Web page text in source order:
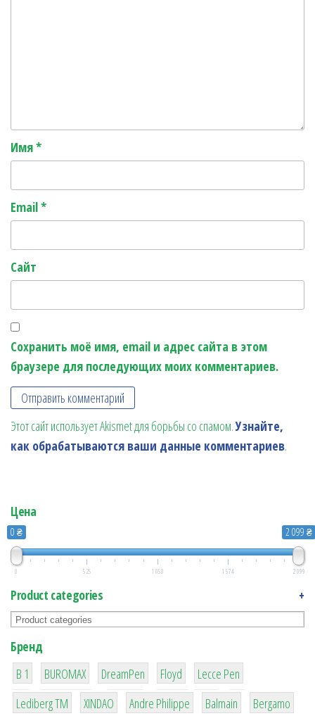
Имя*
Email*
Сайт
Сохранить моё имя, email и адрес сайта в этом
браузере для последующих моих комментариев.
Этот сайт использует Akismet для борьбы со спамом.Узнайте,
как обрабатываются ваши данные комментариев.
Цена
0 ₴ 2 099 ₴
0 525 1 050 1 574 2 099
Product categories +
Бренд
B 1
1
BUROMAX
1
DreamPen
2
Floyd
2
Lecce Pen
3
Lediberg ТМ
3
XINDAO
1
Andre Philippe
4
Balmain
26
Bergamo